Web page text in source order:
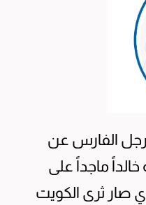
ترجل الفارس عن
ماجداً على
صار ثرى الكويت